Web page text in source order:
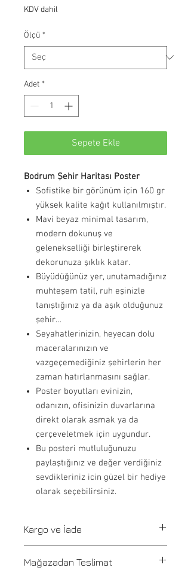
KDV dahil
Ölçü *
Adet *
Sepete Ekle
Bodrum Şehir Haritası Poster
Sofistike bir görünüm için 160 gr
yüksek kalite kağıt kullanılmıştır.
Mavi beyaz minimal tasarım,
modern dokunuş ve
gelenekselliği birleştirerek
dekorunuza şıklık katar.
Büyüdüğünüz yer, unutamadığınız
muhteşem tatil, ruh eşinizle
tanıştığınız ya da aşık olduğunuz
şehir…
Seyahatlerinizin, heyecan dolu
maceralarınızın ve
vazgeçemediğiniz şehirlerin her
zaman hatırlanmasını sağlar.
Poster boyutları evinizin,
odanızın, ofisinizin duvarlarına
direkt olarak asmak ya da
çerçeveletmek için uygundur.
Bu posteri mutluluğunuzu
paylaştığınız ve değer verdiğiniz
sevdikleriniz icin güzel bir hediye
olarak seçebilirsiniz.
Kargo ve İade
kargoya verilir. Stoğu olmayan ürünler
Mağazadan Teslimat